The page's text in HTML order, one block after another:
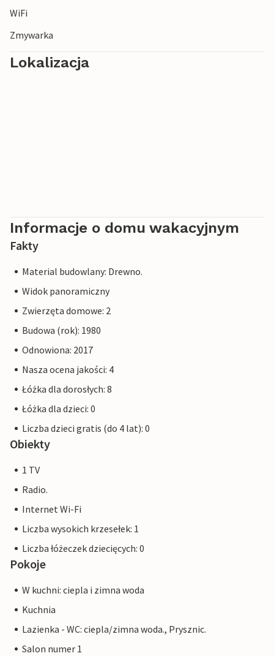
WiFi
Zmywarka
Lokalizacja
Informacje o domu wakacyjnym
Fakty
Material budowlany: Drewno.
Widok panoramiczny
Zwierzęta domowe: 2
Budowa (rok): 1980
Odnowiona: 2017
Nasza ocena jakości: 4
Łóżka dla dorosłych: 8
Łóżka dla dzieci: 0
Liczba dzieci gratis (do 4 lat): 0
Obiekty
1 TV
Radio.
Internet Wi-Fi
Liczba wysokich krzesełek: 1
Liczba łóżeczek dziecięcych: 0
Pokoje
W kuchni: ciepla i zimna woda
Kuchnia
Lazienka - WC: ciepla/zimna woda., Prysznic.
Salon numer 1